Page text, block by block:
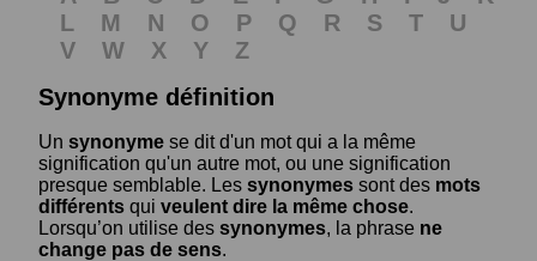
L
M N O P Q R S T
U
V
W X Y
Z
Synonyme définition
Un synonyme se dit d'un mot qui a la même
signification qu'un autre mot, ou une signification
presque semblable. Les synonymes sont des mots
différents qui veulent dire la même chose.
Lorsqu’on utilise des synonymes, la phrase ne
change pas de sens.